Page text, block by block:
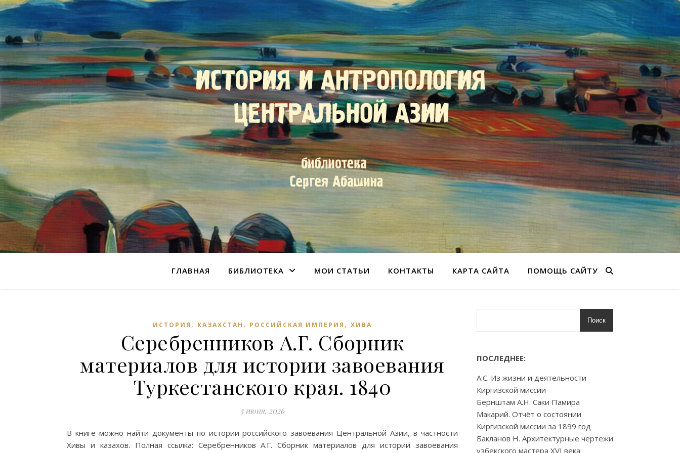
ГЛАВНАЯ БИБЛИОТЕКА МОИ СТАТЬИ КОНТАКТЫ КАРТА САЙТА ПОМОЩЬ САЙТУ
ИСТОРИЯ , КАЗАХСТАН , РОССИЙСКАЯ ИМПЕРИЯ , ХИВА
Серебренников А.Г. Сборник
материалов для истории завоевания
Туркестанского края. 1840
5 июня, 2026
В книге можно найти документы по истории российского завоевания Центральной Азии, в частности
Хивы и казахов. Полная ссылка: Серебренников А.Г. Сборник материалов для истории завоевания
Поиск
ПОСЛЕДНЕЕ:
А.С. Из жизни и деятельности
Киргизской миссии
Бернштам А.Н. Саки Памира
Макарий. Отчёт о состоянии
Киргизской миссии за 1899 год
Бакланов Н. Архитектурные чертежи
узбекского мастера XVI века